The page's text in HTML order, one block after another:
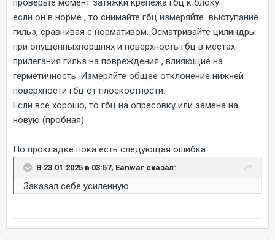
проверьте момент затяжки крепежа гбц к блоку.
если он в норме , то снимайте гбц измеряйте выступание
гильз, сравнивая с нормативом. Осматривайте цилиндры
при опущенныхпоршнях и поверхность гбц в местах
прилегания гильз на повреждения , влияющие на
герметичность. Измеряйте общее отклонение нижней
поверхности гбц от плоскостности.
Если всё хорошо, то гбц на опресовку или замена на
новую (пробная)
По прокладке пока есть следующая ошибка:
В 23.01.2025 в 03:57, Eanwar сказал:
Заказал себе усиленную